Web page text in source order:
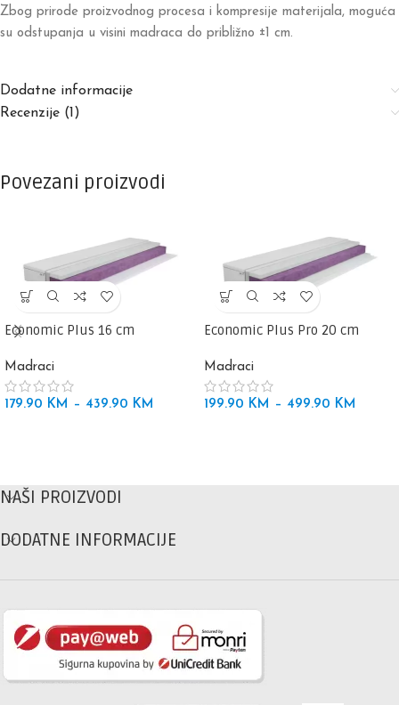
Zbog prirode proizvodnog procesa i kompresije materijala, moguća
su odstupanja u visini madraca do približno ±1 cm.
Dodatne informacije
Recenzije (1)
Povezani proizvodi
Economic Plus 16 cm
Madraci
179.90 KM – 439.90 KM
Economic Plus Pro 20 cm
Madraci
199.90 KM – 499.90 KM
NAŠI PROIZVODI
DODATNE INFORMACIJE